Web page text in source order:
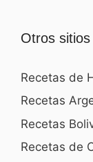
Otros
Recetas de
Recetas
Recetas
Recetas de